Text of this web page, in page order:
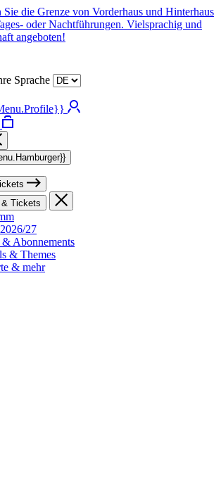
Sie die Grenze von Vorderhaus und Hinterhaus
oder Nachtführungen. Vielsprachig und
angeboten!
Sprache
& Tickets
27
Abonnements
& Themes
& mehr